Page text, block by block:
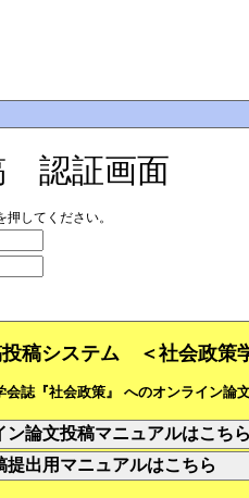
認証画面
してください。
稿システム ＜社会政策
会誌『社会政策』 へのオンライン論
論文投稿マニュアルはこ
出用マニュアルはこちら